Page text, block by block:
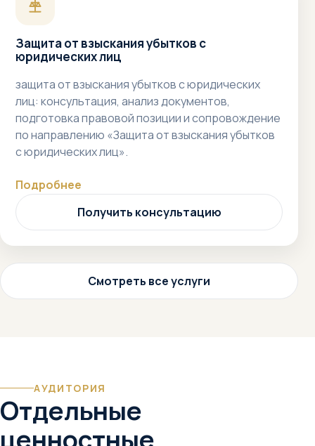
Защита от взыскания убытков с
юридических лиц
защита от взыскания убытков с юридических
лиц: консультация, анализ документов,
подготовка правовой позиции и сопровождение
по направлению «Защита от взыскания убытков
с юридических лиц».
Подробнее
Получить консультацию
Смотреть все услуги
АУДИТОРИЯ
Отдельные